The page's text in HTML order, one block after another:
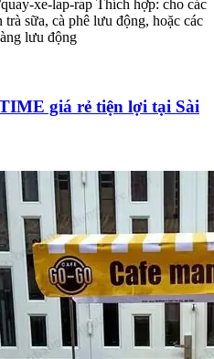
xe-lap-rap Thích hợp: cho các
sữa, cà phê lưu động, hoặc các
lưu động
giá rẻ tiện lợi tại Sài